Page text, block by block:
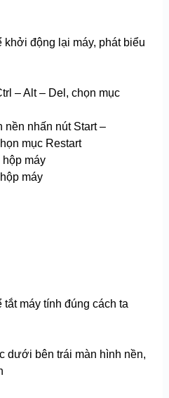
khởi động lại máy, phát biểu
– Alt – Del, chọn mục
nhấn nút Start –
mục Restart
hộp máy
máy
tắt máy tính đúng cách ta
dưới bên trái màn hình nền,